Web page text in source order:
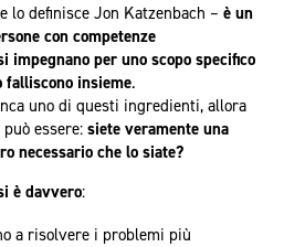
lo definisce Jon Katzenbach – è un
con competenze
impegnano per uno scopo specifico
falliscono insieme.
uno di questi ingredienti, allora
essere: siete veramente una
necessario che lo siate?
è davvero:
a risolvere i problemi più